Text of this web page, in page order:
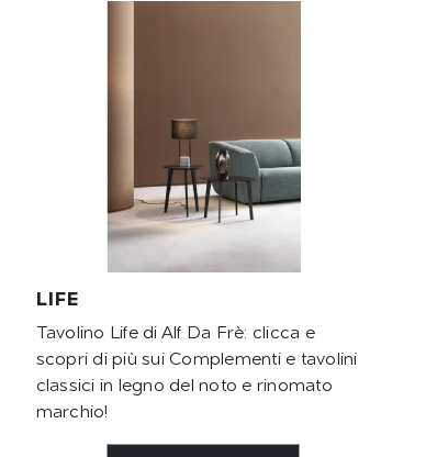
LIFE
Tavolino Life di Alf Da Frè: clicca e
scopri di più sui Complementi e tavolini
classici in legno del noto e rinomato
marchio!